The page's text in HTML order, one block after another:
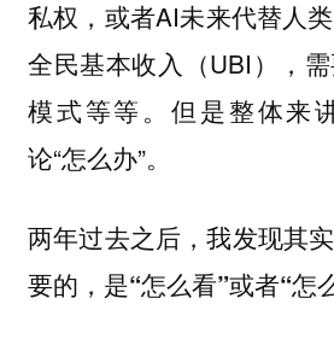
私权，或者AI未来代替人
全民基本收入（UBI），
模式等等。但是整体来
论“怎么办”。
两年过去之后，我发现其实
要的，是“怎么看”或者“怎